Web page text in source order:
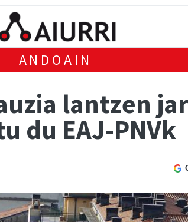
ANDOAIN
lantzen
du EAJ-PNVk